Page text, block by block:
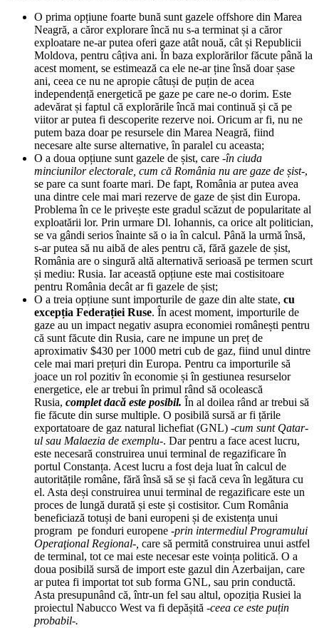
O prima opțiune foarte bună sunt gazele offshore din Marea
Neagră, a căror explorare încă nu s-a terminat și a căror
exploatare ne-ar putea oferi gaze atât nouă, cât și Republicii
Moldova, pentru câțiva ani. În baza explorărilor făcute până la
acest moment, se estimează ca ele ne-ar ține însă doar șase
ani, ceea ce nu ne apropie câtuși de puțin de acea
independență energetică pe gaze pe care ne-o dorim. Este
adevărat și faptul că explorările încă mai continuă și că pe
viitor ar putea fi descoperite rezerve noi. Oricum ar fi, nu ne
putem baza doar pe resursele din Marea Neagră, fiind
necesare alte surse alternative, în paralel cu aceasta;
O a doua opțiune sunt gazele de șist, care -în ciuda
minciunilor electorale, cum că România nu are gaze de șist-,
se pare ca sunt foarte mari. De fapt, România ar putea avea
una dintre cele mai mari rezerve de gaze de șist din Europa.
Problema în ce le privește este gradul scăzut de popularitate al
exploatării lor. Prin urmare Dl. Iohannis, ca orice alt politician,
se va gândi serios înainte să o ia în calcul. Până la urmă însă,
s-ar putea să nu aibă de ales pentru că, fără gazele de șist,
România are o singură altă alternativă serioasă pe termen scurt
și mediu: Rusia. Iar această opțiune este mai costisitoare
pentru România decât ar fi gazele de șist;
O a treia opțiune sunt importurile de gaze din alte state, cu
excepția Federației Ruse. În acest moment, importurile de
gaze au un impact negativ asupra economiei românești pentru
că sunt făcute din Rusia, care ne impune un preț de
aproximativ $430 per 1000 metri cub de gaz, fiind unul dintre
cele mai mari prețuri din Europa. Pentru ca importurile să
joace un rol pozitiv în economie și în gestiunea resurselor
energetice, ele ar trebui în primul rând să ocolească
Rusia, complet dacă este posibil. În al doilea rând ar trebui să
fie făcute din surse multiple. O posibilă sursă ar fi țările
exportatoare de gaz natural lichefiat (GNL) -cum sunt Qatar-
ul sau Malaezia de exemplu-. Dar pentru a face acest lucru,
este necesară construirea unui terminal de regazificare în
portul Constanța. Acest lucru a fost deja luat în calcul de
autoritățile române, fără însă să se și facă ceva în legătura cu
el. Asta deși construirea unui terminal de regazificare este un
proces de lungă durată și este și costisitor. Cum România
beneficiază totuși de bani europeni și de existența unui
program pe fonduri europene -prin intermediul Programului
Operaţional Regional-, care să permită construirea unui astfel
de terminal, tot ce mai este necesar este voința politică. O a
doua posibilă sursă de import este gazul din Azerbaijan, care
ar putea fi importat tot sub forma GNL, sau prin conductă.
Asta presupunând că, într-un fel sau altul, opoziția Rusiei la
proiectul Nabucco West va fi depășită -ceea ce este puțin
probabil-.